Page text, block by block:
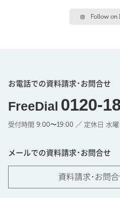
Follow on
お電話での資料請求･お問合せ
FreeDial 0120-
受付時間 9:00〜19:00 ／ 定休日 水曜
メールでの資料請求･お問合せ
資料請求･お問